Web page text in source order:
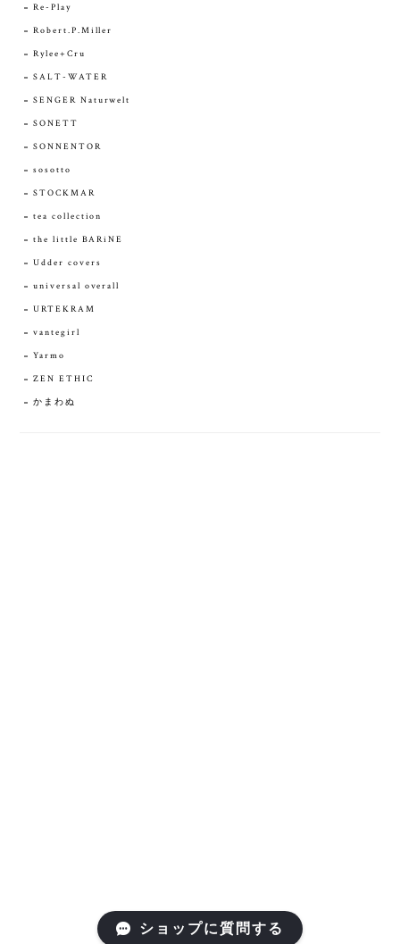
Re-Play
Robert.P.Miller
Rylee+Cru
SALT-WATER
SENGER Naturwelt
SONETT
SONNENTOR
sosotto
STOCKMAR
tea collection
the little BARiNE
Udder covers
universal overall
URTEKRAM
vantegirl
Yarmo
ZEN ETHIC
かまわぬ
ショップに質問する